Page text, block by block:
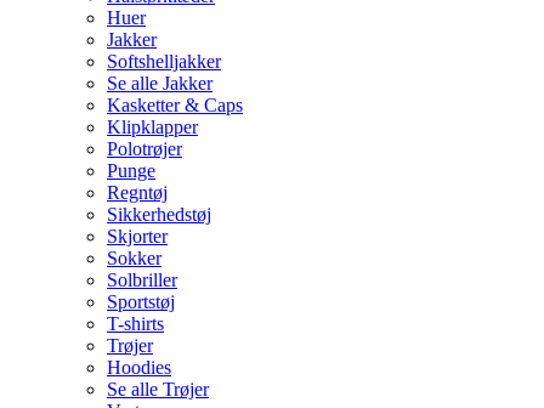
Huer
Jakker
Softshelljakker
Se alle Jakker
Kasketter & Caps
Klipklapper
Polotrøjer
Punge
Regntøj
Sikkerhedstøj
Skjorter
Sokker
Solbriller
Sportstøj
T-shirts
Trøjer
Hoodies
Se alle Trøjer